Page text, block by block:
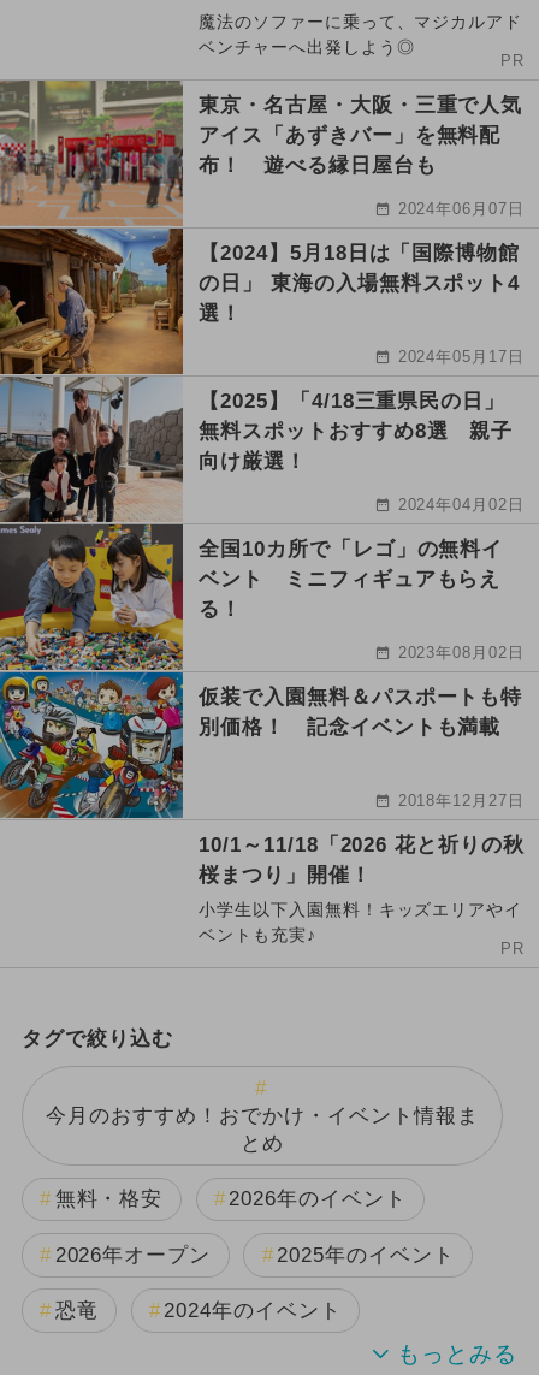
魔法のソファーに乗って、マジカルアド
ベンチャーへ出発しよう◎
PR
東京・名古屋・大阪・三重で人気
アイス「あずきバー」を無料配
布！ 遊べる縁日屋台も
2024年06月07日
【2024】5月18日は「国際博物館
の日」 東海の入場無料スポット4
選！
2024年05月17日
【2025】「4/18三重県民の日」
無料スポットおすすめ8選 親子
向け厳選！
2024年04月02日
全国10カ所で「レゴ」の無料イ
ベント ミニフィギュアもらえ
る！
2023年08月02日
仮装で入園無料＆パスポートも特
別価格！ 記念イベントも満載
2018年12月27日
10/1～11/18「2026 花と祈りの秋
桜まつり」開催！
小学生以下入園無料！キッズエリアやイ
ベントも充実♪
PR
タグで絞り込む
今月のおすすめ！おでかけ・イベント情報ま
とめ
無料・格安 2026年のイベント
2026年オープン 2025年のイベント
恐竜 2024年のイベント